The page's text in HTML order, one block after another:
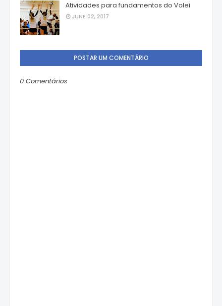
Atividades para fundamentos do Volei
JUNE 02, 2017
POSTAR UM COMENTÁRIO
0 Comentários